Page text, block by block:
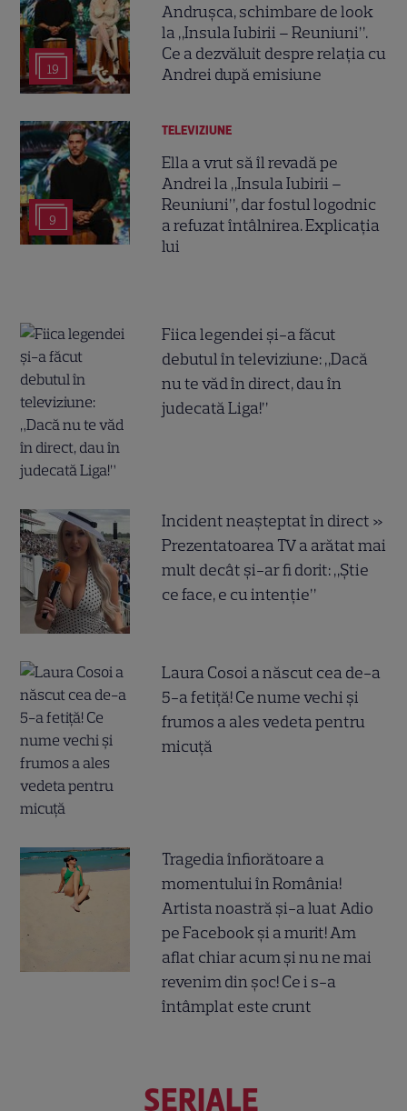
19
Andrușca, schimbare de look
la „Insula Iubirii – Reuniuni”.
Ce a dezvăluit despre relația cu
Andrei după emisiune
9
TELEVIZIUNE
Ella a vrut să îl revadă pe
Andrei la „Insula Iubirii –
Reuniuni”, dar fostul logodnic
a refuzat întâlnirea. Explicația
lui
Fiica legendei și-a făcut
debutul în televiziune: „Dacă
nu te văd în direct, dau în
judecată Liga!”
Incident neașteptat în direct »
Prezentatoarea TV a arătat mai
mult decât și-ar fi dorit: „Știe
ce face, e cu intenție”
Laura Cosoi a născut cea de-a
5-a fetiță! Ce nume vechi și
frumos a ales vedeta pentru
micuță
Tragedia înfiorătoare a
momentului în România!
Artista noastră și-a luat Adio
pe Facebook și a murit! Am
aflat chiar acum și nu ne mai
revenim din șoc! Ce i s-a
întâmplat este crunt
SERIALE